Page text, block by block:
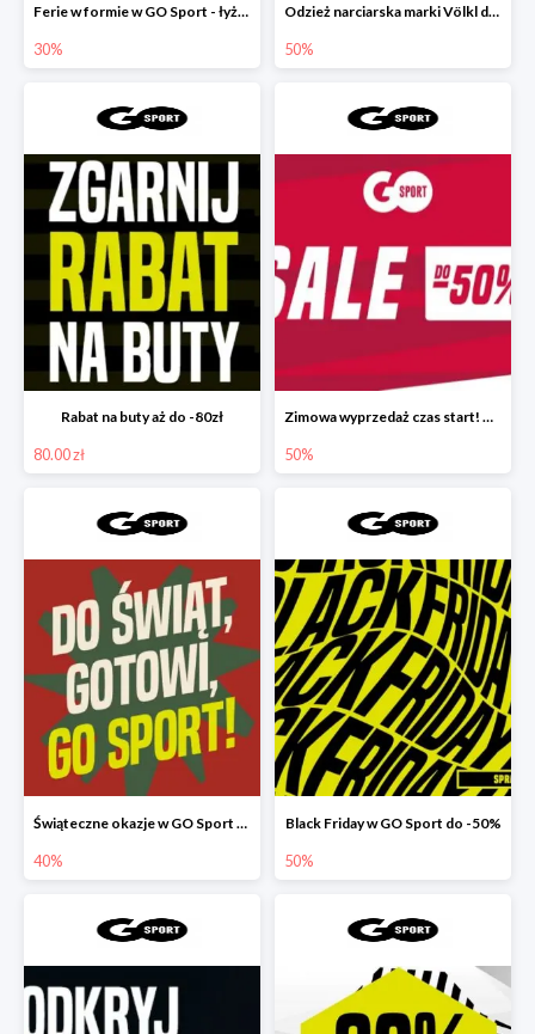
Ferie w formie w GO Sport - łyżwy do -30%
30%
Odzież narciarska marki Völkl do -50%
50%
Rabat na buty aż do -80zł
80.00 zł
Zimowa wyprzedaż czas start! 🛒❄
50%
Świąteczne okazje w GO Sport do -40%
40%
Black Friday w GO Sport do -50%
50%